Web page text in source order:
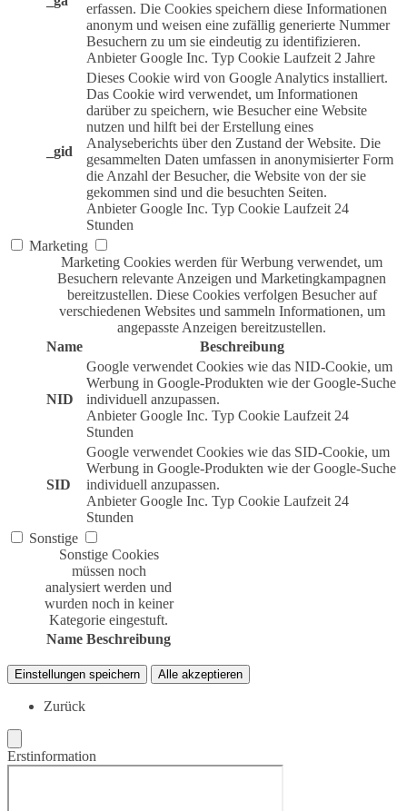
erfassen. Die Cookies speichern diese Informationen
anonym und weisen eine zufällig generierte Nummer
Besuchern zu um sie eindeutig zu identifizieren.
Anbieter Google Inc. Typ Cookie Laufzeit 2 Jahre
_gid
Dieses Cookie wird von Google Analytics installiert.
Das Cookie wird verwendet, um Informationen
darüber zu speichern, wie Besucher eine Website
nutzen und hilft bei der Erstellung eines
Analyseberichts über den Zustand der Website. Die
gesammelten Daten umfassen in anonymisierter Form
die Anzahl der Besucher, die Website von der sie
gekommen sind und die besuchten Seiten.
Anbieter Google Inc. Typ Cookie Laufzeit 24
Stunden
Marketing
Marketing Cookies werden für Werbung verwendet, um
Besuchern relevante Anzeigen und Marketingkampagnen
bereitzustellen. Diese Cookies verfolgen Besucher auf
verschiedenen Websites und sammeln Informationen, um
angepasste Anzeigen bereitzustellen.
Name
Beschreibung
NID
Google verwendet Cookies wie das NID-Cookie, um
Werbung in Google-Produkten wie der Google-Suche
individuell anzupassen.
Anbieter Google Inc. Typ Cookie Laufzeit 24
Stunden
SID
Google verwendet Cookies wie das SID-Cookie, um
Werbung in Google-Produkten wie der Google-Suche
individuell anzupassen.
Anbieter Google Inc. Typ Cookie Laufzeit 24
Stunden
Sonstige
Sonstige Cookies
müssen noch
analysiert werden und
wurden noch in keiner
Kategorie eingestuft.
Name Beschreibung
Einstellungen speichern Alle akzeptieren
Zurück
Erstinformation